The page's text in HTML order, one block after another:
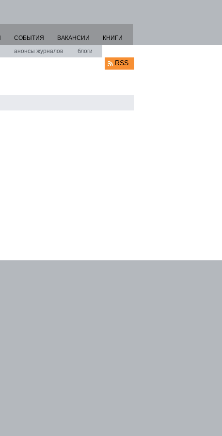
анонсы журналов блоги
СОБЫТИЯ ВАКАНСИИ КНИГИ
RSS